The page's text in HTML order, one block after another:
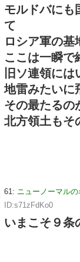
モルドバにも
て
ロシア軍の基
ここは一瞬で
旧ソ連領に
地雷みたいに
その最たるの
北方領土もそ
61: ニューノーマル
ID:s71zFdKo0
いまこそ９条